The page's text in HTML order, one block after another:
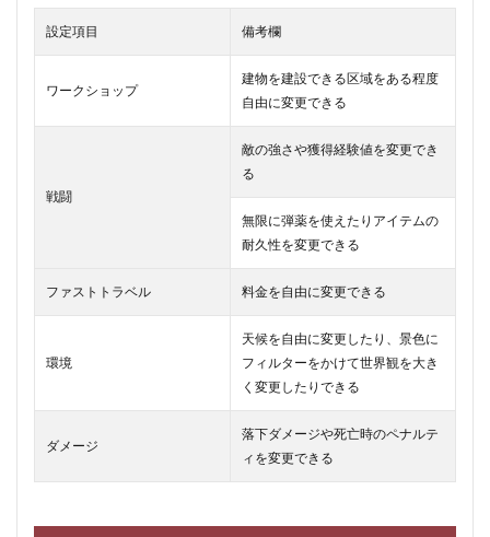
設定項目 備考欄
ワークショップ
建物を建設できる区域をある程度
自由に変更できる
戦闘
敵の強さや獲得経験値を変更でき
る
無限に弾薬を使えたりアイテムの
耐久性を変更できる
ファストトラベル 料金を自由に変更できる
環境
天候を自由に変更したり、景色に
フィルターをかけて世界観を大き
く変更したりできる
ダメージ
落下ダメージや死亡時のペナルテ
ィを変更できる